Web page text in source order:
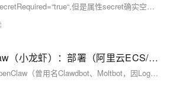
Tomcat AJP连接器配置secretRequired=“true“,但是属性secret确实空或者空字符串，这样的组合是无效的。
零基础玩转OpenClaw（小龙虾）：部署（阿里云ECS/本地）、Skills集成、百炼API配置、避坑指南
2026年，开源AI智能体OpenClaw（曾用名Clawdbot、Moltbot，因Logo酷似小龙虾被网友亲切称为“小龙虾”）持续引爆AI圈，GitHub星标数量突破18.3万，成为兼具实用性与扩展性的现象级开源项目。其核心价值在于“本地优先、插件扩展、多端适配”，既能通过阿里云ECS服务器实现7×24小时稳定运行，也能在MacOS、Linux、Windows11本地设备部署，搭配阿里云百炼Coding Plan免费大模型API，再集成各类Skills插件，就能轻松解锁自动化办公、文件管理、多平台协同等全场景能力，真正实现“自然语言指令→AI规划→任务落地”的完整闭环。